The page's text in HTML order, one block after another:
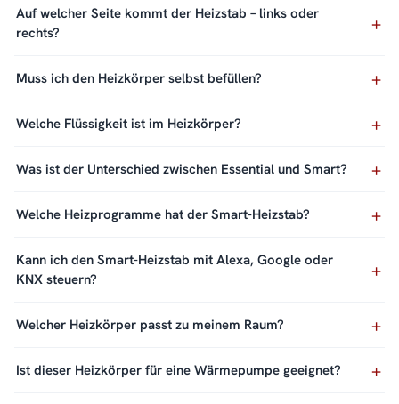
Auf welcher Seite kommt der Heizstab – links oder
rechts?
Muss ich den Heizkörper selbst befüllen?
Welche Flüssigkeit ist im Heizkörper?
Was ist der Unterschied zwischen Essential und Smart?
Welche Heizprogramme hat der Smart-Heizstab?
Kann ich den Smart-Heizstab mit Alexa, Google oder
KNX steuern?
Welcher Heizkörper passt zu meinem Raum?
Ist dieser Heizkörper für eine Wärmepumpe geeignet?